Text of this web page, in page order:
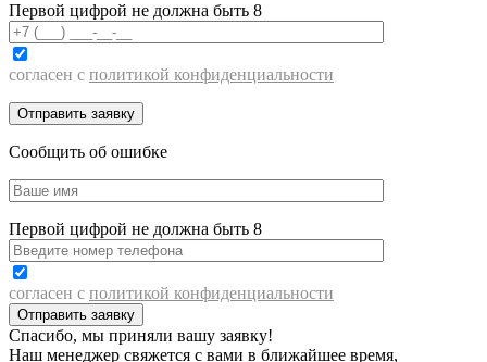
Первой цифрой не должна быть 8
согласен с политикой конфиденциальности
Сообщить об ошибке
Первой цифрой не должна быть 8
согласен с политикой конфиденциальности
Спасибо, мы приняли вашу заявку!
Наш менеджер свяжется с вами в ближайшее время,